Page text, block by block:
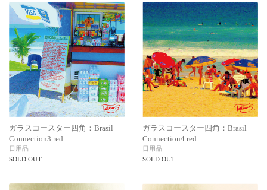
ガラスコースター四角：Brasil
Connection3 red
日用品
SOLD OUT
ガラスコースター四角：Brasil
Connection4 red
日用品
SOLD OUT